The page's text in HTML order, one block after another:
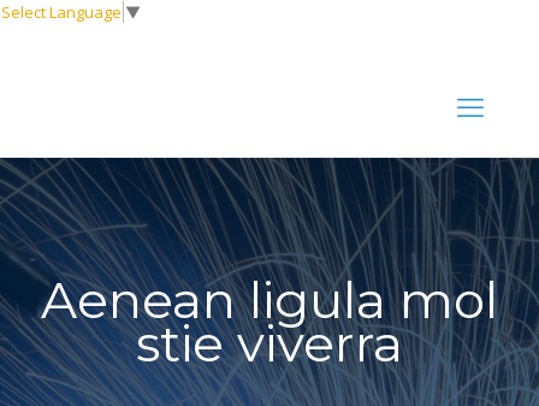
Select Language ▼
Aenean ligula mol
stie viverra